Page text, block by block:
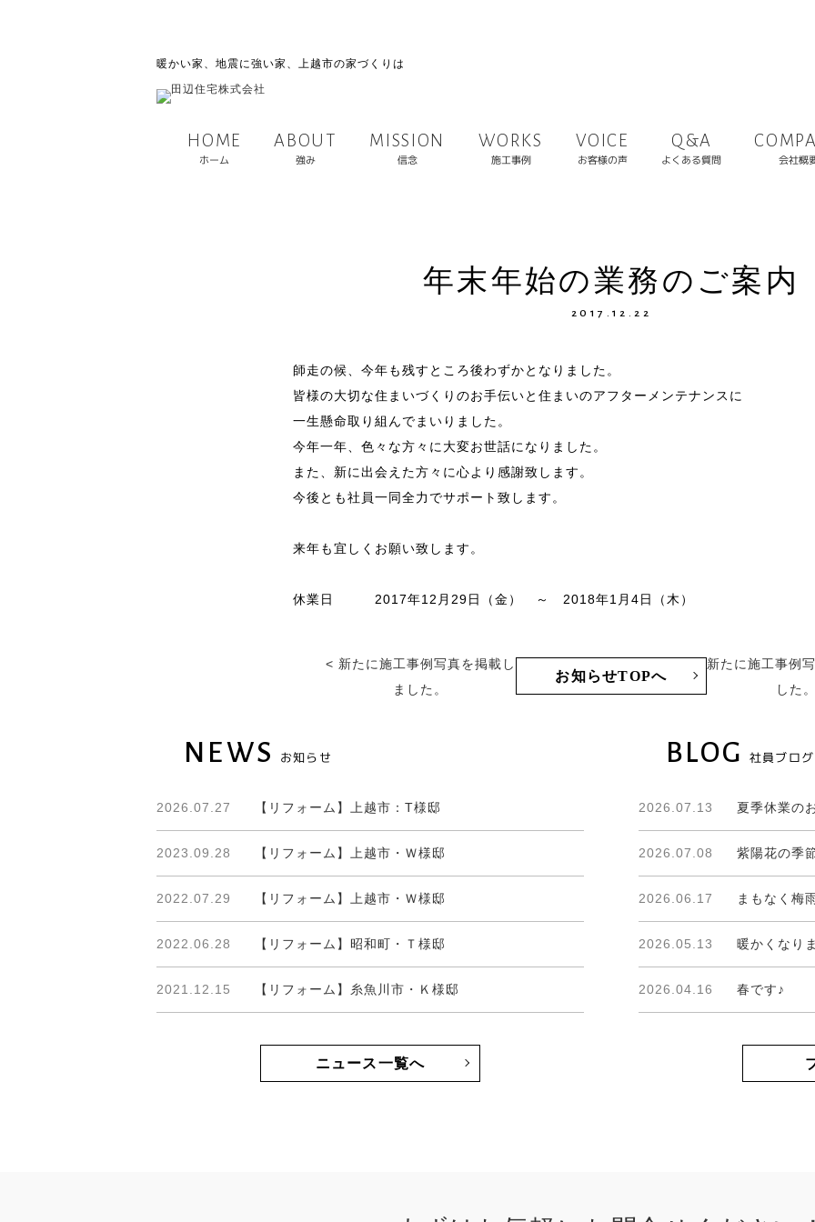
暖かい家、地震に強い家、上越市の家づくりは
HOME
ホーム
ABOUT
強み
MISSION
信念
WORKS
施工事例
VOICE
お客様の声
Q&A
よくある質問 会社概
年末年始の業務のご案内
2017.12.22
師走の候、今年も残すところ後わずかとなりました。
皆様の大切な住まいづくりのお手伝いと住まいのアフターメンテナンスに
一生懸命取り組んでまいりました。
今年一年、色々な方々に大変お世話になりました。
また、新に出会えた方々に心より感謝致します。
今後とも社員一同全力でサポート致します。
来年も宜しくお願い致します。
休業日 2017年12月29日（金） ～ 2018年1月4日（木）
< 新たに施工事例写真を掲載し
ました。
お知らせTOPへ
新たに施工事例
した。
NEWS お知らせ
2026.07.27 【リフォーム】上越市：T様邸
2023.09.28 【リフォーム】上越市・Ｗ様邸
2022.07.29 【リフォーム】上越市・Ｗ様邸
2022.06.28 【リフォーム】昭和町・Ｔ様邸
2021.12.15 【リフォーム】糸魚川市・Ｋ様邸
ニュース一覧へ
BLOG 社員ブログ
2026.07.13 夏季休業の
2026.07.08 紫陽花の季
2026.06.17 まもなく梅
2026.05.13 暖かくなり
2026.04.16 春です♪